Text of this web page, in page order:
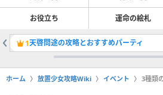
お役立ち 運命の絵札
1天啓問途の攻略とおすすめパーティ
ホーム 放置少女攻略Wiki イベント 3種類